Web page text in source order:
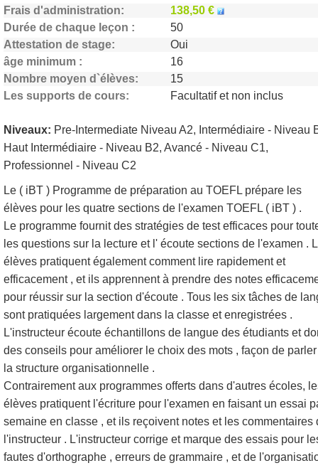
Frais d'administration
138,50 €
Durée de chaque leçon
50
Attestation de stage
Oui
âge minimum
16
Nombre moyen d`élèves
15
Les supports de cours
Facultatif et non inclus
Niveaux: Pre-Intermediate Niveau A2, Intermédiaire - Niveau
Haut Intermédiaire - Niveau B2, Avancé - Niveau C1,
Professionnel - Niveau C2
Le ( iBT ) Programme de préparation au TOEFL prépare les
élèves pour les quatre sections de l'examen TOEFL ( iBT ) .
Le programme fournit des stratégies de test efficaces pour
les questions sur la lecture et l' écoute sections de l'examen .
élèves pratiquent également comment lire rapidement et
efficacement , et ils apprennent à prendre des notes
pour réussir sur la section d'écoute . Tous les six tâches de
sont pratiquées largement dans la classe et enregistrées .
L'instructeur écoute échantillons de langue des étudiants et
des conseils pour améliorer le choix des mots , façon de parler
la structure organisationnelle .
Contrairement aux programmes offerts dans d'autres écoles,
élèves pratiquent l'écriture pour l'examen en faisant un essai
semaine en classe , et ils reçoivent notes et les commentaires
l'instructeur . L'instructeur corrige et marque des essais pour
fautes d'orthographe , erreurs de grammaire , et de